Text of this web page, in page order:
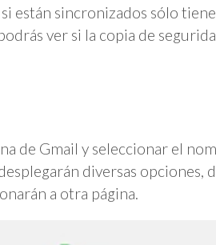
están sincronizados sólo
ver si la copia de
de Gmail y seleccionar el
diversas opciones,
a otra página.